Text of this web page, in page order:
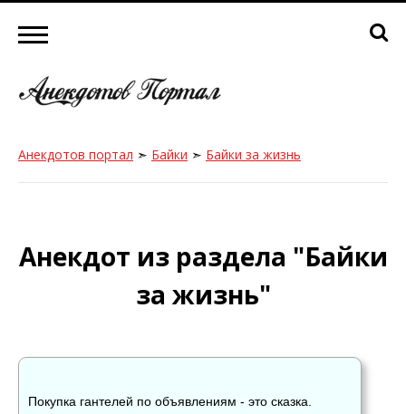
Анекдотов портал ➣ Байки ➣ Байки за жизнь
Анекдот из раздела "Байки
за жизнь"
Покупка гантелей по объявлениям - это сказка.